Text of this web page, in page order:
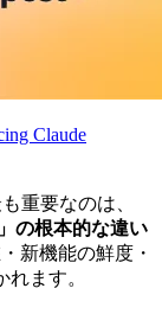
Claude
重要なのは、
の根本的な違い
新機能の鮮度・
ます。